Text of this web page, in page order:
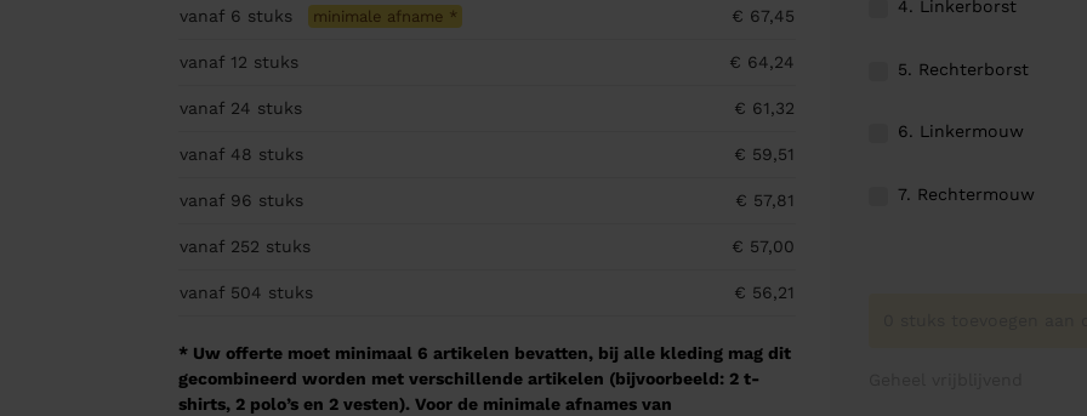
vanaf 6 stuks minimale afname * € 67,45
vanaf 12 stuks € 64,24
vanaf 24 stuks € 61,32
vanaf 48 stuks € 59,51
vanaf 96 stuks € 57,81
vanaf 252 stuks € 57,00
vanaf 504 stuks € 56,21
* Uw offerte moet minimaal 6 artikelen bevatten, bij alle kleding mag dit
gecombineerd worden met verschillende artikelen (bijvoorbeeld: 2 t-
shirts, 2 polo’s en 2 vesten). Voor de minimale afnames van
4. Linkerborst
5. Rechterborst
6. Linkermouw
7. Rechtermouw